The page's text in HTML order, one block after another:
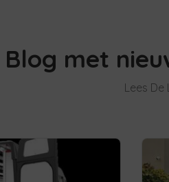
Blog met
Lees